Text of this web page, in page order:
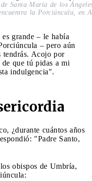
Santa María de los
la Porciúncula, en
grande – le había
– pero aún
tendrás. Acojo por
que tú pidas a mi
indulgencia".
¿durante cuántos años
"Padre Santo,
obispos de Umbría,